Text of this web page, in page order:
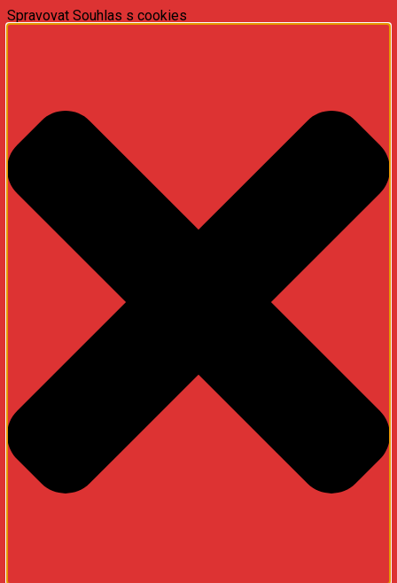
Spravovat Souhlas s cookies